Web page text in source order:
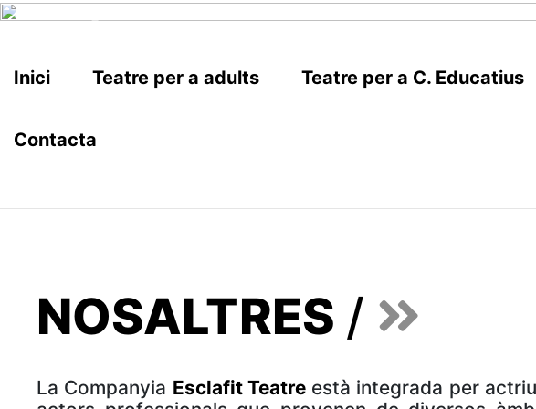
Inici Teatre per a adults Teatre per a C. Educatius
Contacta
NOSALTRES /
La Companyia Esclafit Teatreestà integrada per